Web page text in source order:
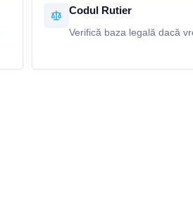
Codul Rutier
Verifică baza legală dacă